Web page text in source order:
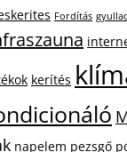
Fordítás
kerítés
napelem pezsgő